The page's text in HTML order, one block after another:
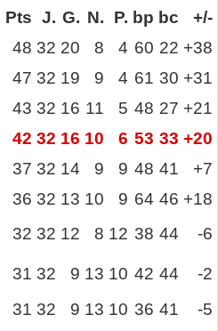
Pts J. G. N. P. bp bc
+/-
48 32 20 8 4 60 22 +38
47 32 19 9 4 61 30 +31
43 32 16 11 5 48 27 +21
42 32 16 10 6 53 33 +20
37 32 14 9 9 48 41
+7
36 32 13 10 9 64 46 +18
32 32 12 8 12 38 44 -6
31 32 9 13 10 42 44
-2
31 32 9 13 10 36 41
-5